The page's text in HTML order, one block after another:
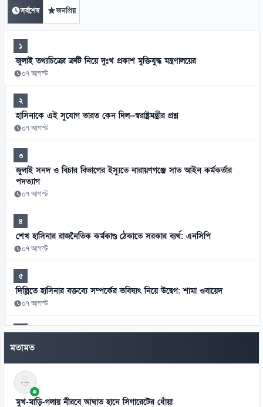
সর্বশেষ জনপ্রিয়
১
জুলাই তথ্যচিত্রের ত্রুটি নিয়ে দুঃখ প্রকাশ মুক্তিযুদ্ধ মন্ত্রণালয়ের
০৭ আগস্ট
২
হাসিনাকে এই সুযোগ ভারত কেন দিল—স্বরাষ্ট্রমন্ত্রীর প্রশ্ন
০৭ আগস্ট
৩
জুলাই সনদ ও বিচার বিভাগের ইস্যুতে নারায়ণগঞ্জে সাত আইন কর্মকর্তার
পদত্যাগ
০৭ আগস্ট
৪
শেখ হাসিনার রাজনৈতিক কর্মকাণ্ড ঠেকাতে সরকার ব্যর্থ: এনসিপি
০৭ আগস্ট
৫
দিল্লিতে হাসিনার বক্তব্যে সম্পর্কের ভবিষ্যৎ নিয়ে উদ্বেগ: শামা ওবায়েদ
০৭ আগস্ট
৬
মানবতাবিরোধী অপরাধের খসড়া তদন্তে জাফর ইকবালসহ চারজনের নাম
৭
দরপত্র ছাড়াই বিআরটিসির জন্য ২০০ বিদ্যুৎচালিত বাস
মতামত
মুখ-মাড়ি-গলায় নীরবে আঘাত হানে সিগারেটের ধোঁয়া